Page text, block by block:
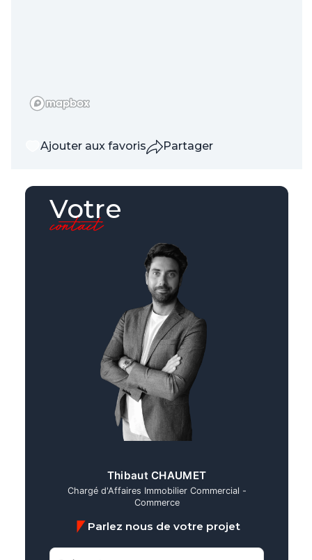
Ajouter aux favoris Partager
Votre
contact
Thibaut CHAUMET
Chargé d'Affaires Immobilier Commercial -
Commerce
Parlez nous de votre projet
Prénom*